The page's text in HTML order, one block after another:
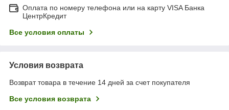
Оплата по номеру телефона или на карту VISA Банка
ЦентрКредит
Все условия оплаты
Условия возврата
Возврат товара в течение 14 дней за счет покупателя
Все условия возврата